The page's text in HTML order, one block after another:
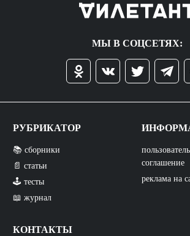
МЫ В СОЦСЕТЯХ:
РУБРИКАТОР
📚 сборники
📄 статьи
🕹️ тесты
📖 журнал
КОНТАКТЫ
соглашение
реклама на